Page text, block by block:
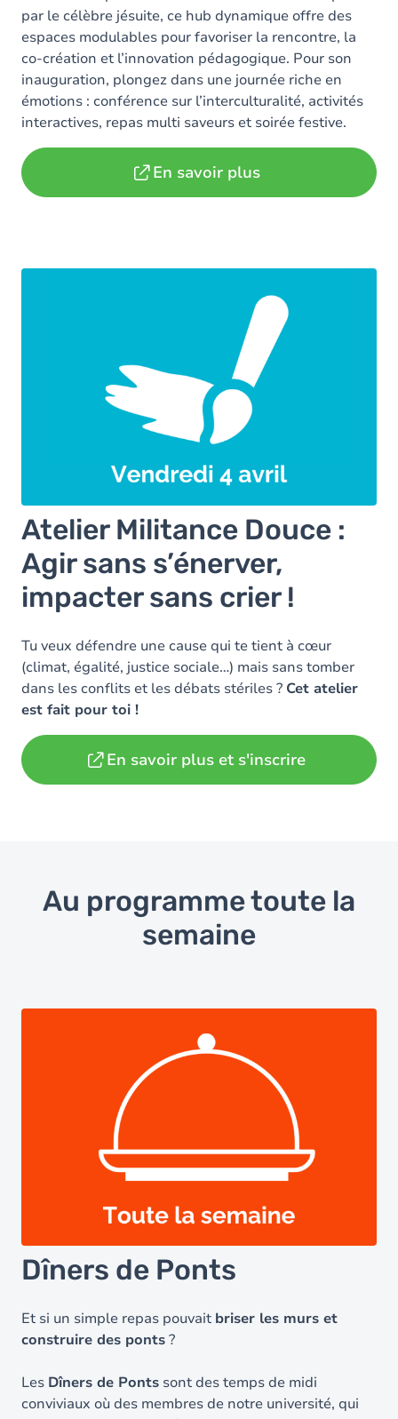
par le célèbre jésuite, ce hub dynamique offre des
espaces modulables pour favoriser la rencontre, la
co-création et l’innovation pédagogique. Pour son
inauguration, plongez dans une journée riche en
émotions : conférence sur l’interculturalité, activités
interactives, repas multi saveurs et soirée festive.
En savoir plus
Atelier Militance Douce :
Agir sans s’énerver,
impacter sans crier !
Tu veux défendre une cause qui te tient à cœur
(climat, égalité, justice sociale…) mais sans tomber
dans les conflits et les débats stériles ? Cet atelier
est fait pour toi !
En savoir plus et s'inscrire
Au programme toute la
semaine
Dîners de Ponts
Et si un simple repas pouvait briser les murs et
construire des ponts?
Les Dîners de Ponts sont des temps de midi
conviviaux où des membres de notre université, qui